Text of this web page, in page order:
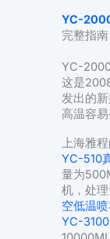
YC-
完整指南
YC-
这是
发出的
高温容易
上海雅
YC-510
量为
机，处
空低温
YC-